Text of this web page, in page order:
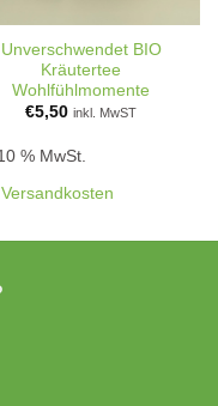
Unverschwendet BIO
Kräutertee
Wohlfühlmomente
€5,50 inkl. MwST
% MwSt.
Versandkosten